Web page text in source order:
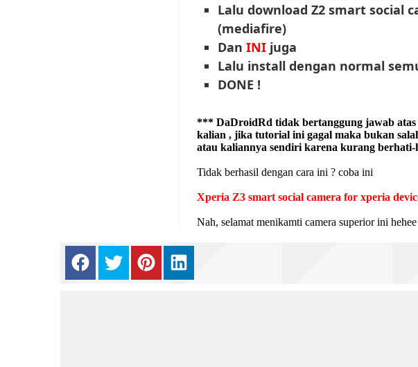
Lalu download Z2 smart social
(mediafire)
Dan INI juga
Lalu install dengan normal
DONE !
*** DaDroidRd tidak bertanggung jawab atas
kalian , jika tutorial ini gagal maka bukan
atau kaliannya sendiri karena kurang
Tidak berhasil dengan cara ini ? coba ini
Xperia Z3 smart social camera for xperia
Nah, selamat menikamti camera superior ini hehee